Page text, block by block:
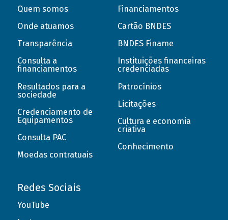
Quem somos
Onde atuamos
Transparência
Consulta a
financiamentos
Resultados para a
sociedade
Credenciamento de
Equipamentos
Consulta PAC
Moedas contratuais
Financiamentos
Cartão BNDES
BNDES Finame
Instituições financeiras
credenciadas
Patrocínios
Licitações
Cultura e economia
criativa
Conhecimento
Redes Sociais
YouTube